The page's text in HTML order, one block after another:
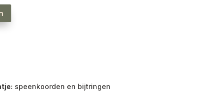
speenkoorden en bijtringen